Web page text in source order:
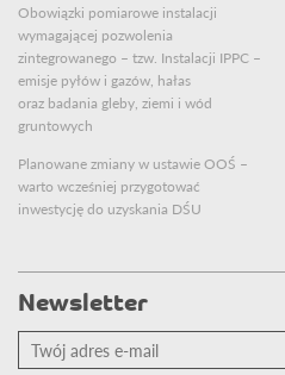
Obowiązki pomiarowe instalacji
wymagającej pozwolenia
zintegrowanego – tzw. Instalacji IPPC –
emisje pyłów i gazów, hałas
oraz badania gleby, ziemi i wód
gruntowych
Planowane zmiany w ustawie OOŚ –
warto wcześniej przygotować
inwestycję do uzyskania DŚU
Newsletter
Twój
adres